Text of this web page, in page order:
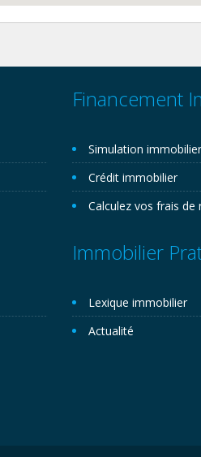
Financement
Simulation immobilier
Crédit immobilier
Calculez vos frais de
Immobilier
Lexique immobilier
Actualité